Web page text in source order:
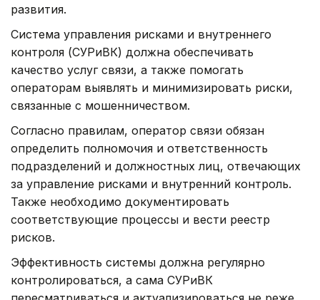
развития.
Система управления рисками и внутреннего
контроля (СУРиВК) должна обеспечивать
качество услуг связи, а также помогать
операторам выявлять и минимизировать риски,
связанные с мошенничеством.
Согласно правилам, оператор связи обязан
определить полномочия и ответственность
подразделений и должностных лиц, отвечающих
за управление рисками и внутренний контроль.
Также необходимо документировать
соответствующие процессы и вести реестр
рисков.
Эффективность системы должна регулярно
контролироваться, а сама СУРиВК